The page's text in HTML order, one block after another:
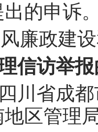
的申诉
廉政建
信访举
省成都
地区管理